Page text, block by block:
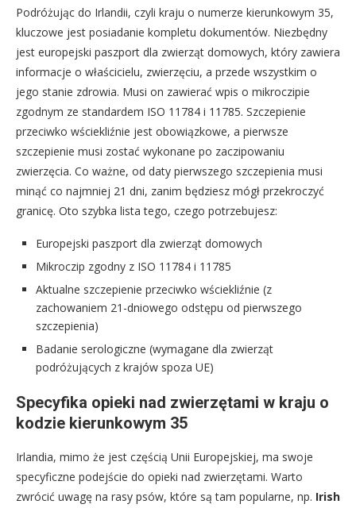
Podróżując do Irlandii, czyli kraju o numerze kierunkowym 35,
kluczowe jest posiadanie kompletu dokumentów. Niezbędny
jest europejski paszport dla zwierząt domowych, który zawiera
informacje o właścicielu, zwierzęciu, a przede wszystkim o
jego stanie zdrowia. Musi on zawierać wpis o mikroczipie
zgodnym ze standardem ISO 11784 i 11785. Szczepienie
przeciwko wściekliźnie jest obowiązkowe, a pierwsze
szczepienie musi zostać wykonane po zaczipowaniu
zwierzęcia. Co ważne, od daty pierwszego szczepienia musi
minąć co najmniej 21 dni, zanim będziesz mógł przekroczyć
granicę. Oto szybka lista tego, czego potrzebujesz:
Europejski paszport dla zwierząt domowych
Mikroczip zgodny z ISO 11784 i 11785
Aktualne szczepienie przeciwko wściekliźnie (z
zachowaniem 21-dniowego odstępu od pierwszego
szczepienia)
Badanie serologiczne (wymagane dla zwierząt
podróżujących z krajów spoza UE)
Specyfika opieki nad zwierzętami w kraju o
kodzie kierunkowym 35
Irlandia, mimo że jest częścią Unii Europejskiej, ma swoje
specyficzne podejście do opieki nad zwierzętami. Warto
zwrócić uwagę na rasy psów, które są tam popularne, np. Irish